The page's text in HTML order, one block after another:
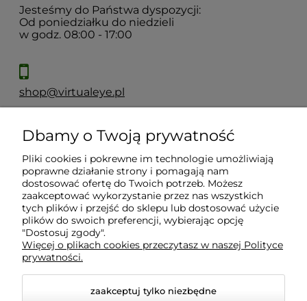
Jesteśmy do Państwa dyspozycji:
Od poniedziałku do niedzieli
w godz. 08:00 - 17:00
shop@virtualeye.pl
Moje konto
Płatności i dostawa
Informacje
O nas
Dbamy o Twoją prywatność
Pliki cookies i pokrewne im technologie umożliwiają
poprawne działanie strony i pomagają nam
dostosować ofertę do Twoich potrzeb. Możesz
zaakceptować wykorzystanie przez nas wszystkich
tych plików i przejść do sklepu lub dostosować użycie
plików do swoich preferencji, wybierając opcję
"Dostosuj zgody".
Więcej o plikach cookies przeczytasz w naszej Polityce
prywatności.
zaakceptuj tylko niezbędne